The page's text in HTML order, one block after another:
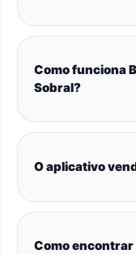
Como funciona
Sobral?
O aplicativo
Como encontrar